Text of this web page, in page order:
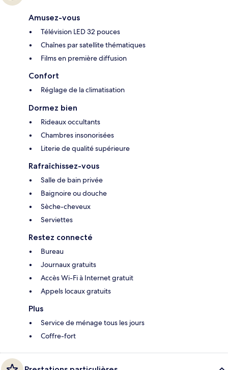
Amusez-vous
Télévision LED 32 pouces
Chaînes par satellite thématiques
Films en première diffusion
Confort
Réglage de la climatisation
Dormez bien
Rideaux occultants
Chambres insonorisées
Literie de qualité supérieure
Rafraîchissez-vous
Salle de bain privée
Baignoire ou douche
Sèche-cheveux
Serviettes
Restez connecté
Bureau
Journaux gratuits
Accès Wi-Fi à Internet gratuit
Appels locaux gratuits
Plus
Service de ménage tous les jours
Coffre-fort